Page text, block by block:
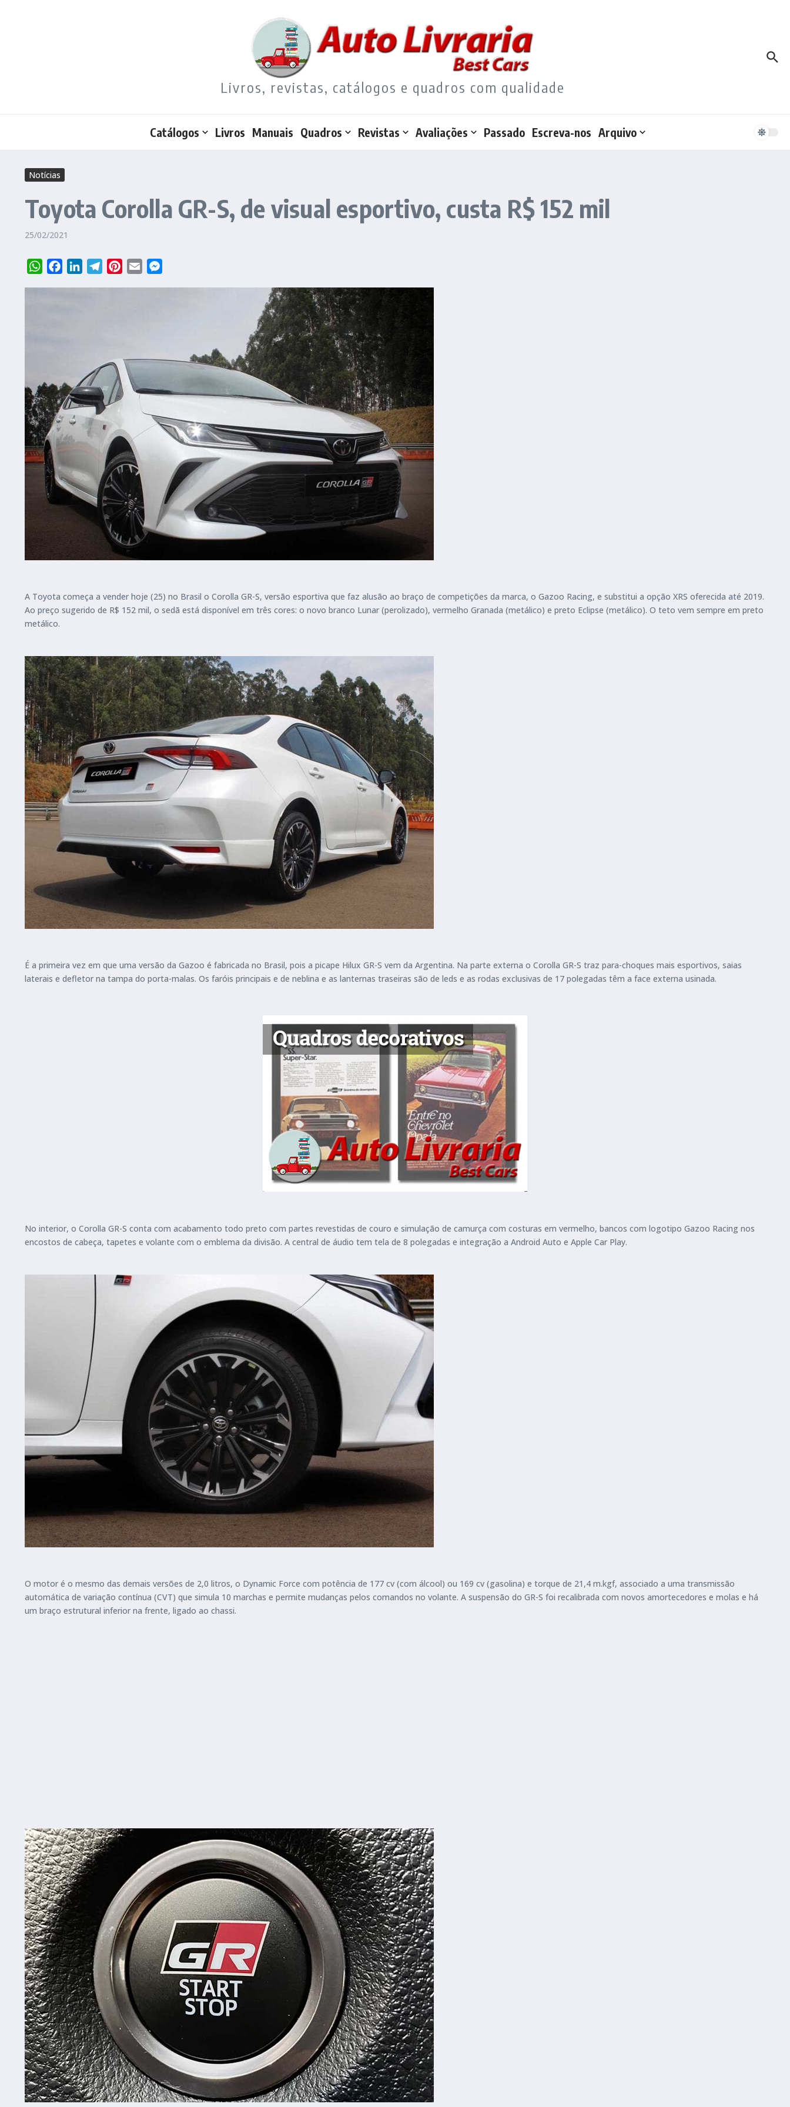
Livros, revistas, catálogos e quadros com qualidade
Catálogos Livros Manuais Quadros Revistas Avaliações Passado Escreva-nos Arquivo
Notícias
Toyota Corolla GR-S, de visual esportivo, custa R$ 152 mil
25/02/2021
WhatsAppFacebookLinkedInTelegramPinterest
Email
A Toyota começa a vender hoje (25) no Brasil o Corolla GR-S, versão esportiva que faz alusão ao braço de competições da marca, o Gazoo Racing, e substitui a opção XRS oferecida até 2019.
Ao preço sugerido de R$ 152 mil, o sedã está disponível em três cores: o novo branco Lunar (perolizado), vermelho Granada (metálico) e preto Eclipse (metálico). O teto vem sempre em preto
metálico.
É a primeira vez em que uma versão da Gazoo é fabricada no Brasil, pois a picape Hilux GR-S vem da Argentina. Na parte externa o Corolla GR-S traz para-choques mais esportivos, saias
laterais e defletor na tampa do porta-malas. Os faróis principais e de neblina e as lanternas traseiras são de leds e as rodas exclusivas de 17 polegadas têm a face externa usinada.
No interior, o Corolla GR-S conta com acabamento todo preto com partes revestidas de couro e simulação de camurça com costuras em vermelho, bancos com logotipo Gazoo Racing nos
encostos de cabeça, tapetes e volante com o emblema da divisão. A central de áudio tem tela de 8 polegadas e integração a Android Auto e Apple Car Play.
O motor é o mesmo das demais versões de 2,0 litros, o Dynamic Force com potência de 177 cv (com álcool) ou 169 cv (gasolina) e torque de 21,4 m.kgf, associado a uma transmissão
automática de variação contínua (CVT) que simula 10 marchas e permite mudanças pelos comandos no volante. A suspensão do GR-S foi recalibrada com novos amortecedores e molas e há
um braço estrutural inferior na frente, ligado ao chassi.